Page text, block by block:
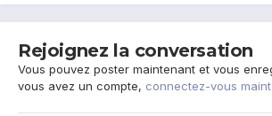
Rejoignez la conversation
Vous pouvez poster maintenant et vous
vous avez un compte, connectez-vous